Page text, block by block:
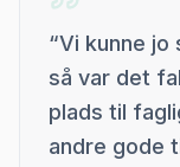
“Vi kunne jo
så var det
plads til
andre gode